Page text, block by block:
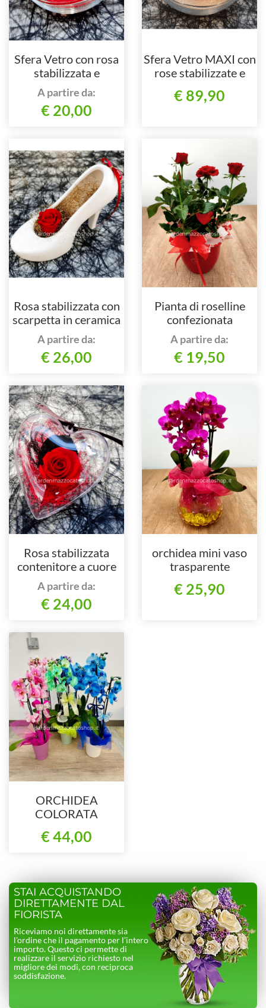
Sfera Vetro con rosa
stabilizzata e
Swarovski
A partire da:
€ 20,00
Sfera Vetro MAXI con
rose stabilizzate e
€ 89,90
Rosa stabilizzata con
scarpetta in ceramica
A partire da:
€ 26,00
Pianta di roselline
confezionata
A partire da:
€ 19,50
Rosa stabilizzata
contenitore a cuore
con Swarovski
A partire da:
€ 24,00
orchidea mini vaso
trasparente
€ 25,90
ORCHIDEA
COLORATA
€ 44,00
STAI ACQUISTANDO
DIRETTAMENTE DAL
FIORISTA
Riceviamo noi direttamente sia
l’ordine che il pagamento per l’intero
importo. Questo ci permette di
realizzare il servizio richiesto nel
migliore dei modi, con reciproca
soddisfazione.